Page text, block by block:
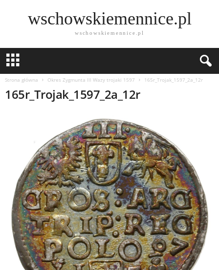
wschowskiemennice.pl
wschowskiemennice.pl
Strona główna Okres Zygmunta lll Wazy trojaki 1597 165r_Trojak_1597_2a_12r
165r_Trojak_1597_2a_12r